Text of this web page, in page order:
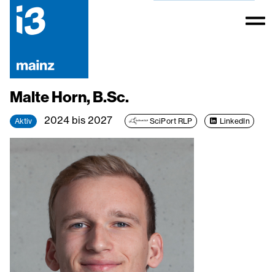
Malte Horn, B.Sc.
Aktiv 2024 bis 2027 SciPort RLP LinkedIn